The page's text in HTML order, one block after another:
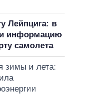
Лейпцига: в
информацию
самолета
зимы и лета: